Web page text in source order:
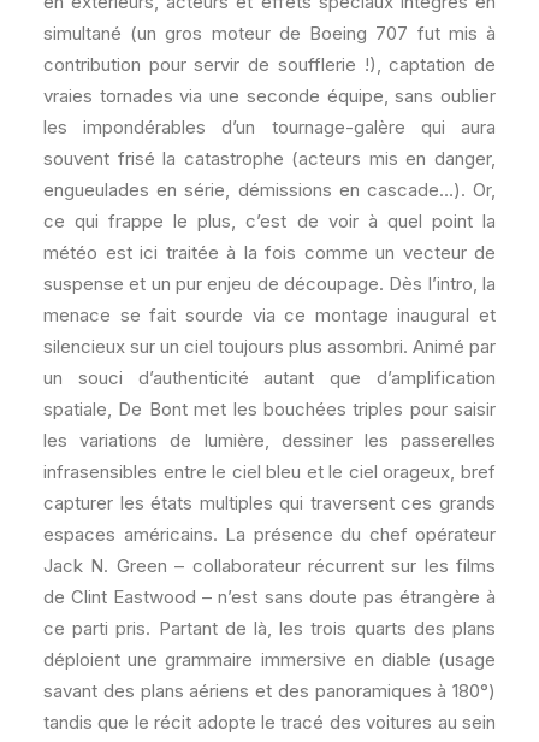
simultané (un gros moteur de Boeing 707 fut mis à
contribution pour servir de soufflerie !), captation de
vraies tornades via une seconde équipe, sans oublier
les impondérables d’un tournage-galère qui aura
souvent frisé la catastrophe (acteurs mis en danger,
engueulades en série, démissions en cascade…). Or,
ce qui frappe le plus, c’est de voir à quel point la
météo est ici traitée à la fois comme un vecteur de
suspense et un pur enjeu de découpage. Dès l’intro, la
menace se fait sourde via ce montage inaugural et
silencieux sur un ciel toujours plus assombri. Animé par
un souci d’authenticité autant que d’amplification
spatiale, De Bont met les bouchées triples pour saisir
les variations de lumière, dessiner les passerelles
infrasensibles entre le ciel bleu et le ciel orageux, bref
capturer les états multiples qui traversent ces grands
espaces américains. La présence du chef opérateur
Jack N. Green – collaborateur récurrent sur les films
de Clint Eastwood – n’est sans doute pas étrangère à
ce parti pris. Partant de là, les trois quarts des plans
déploient une grammaire immersive en diable (usage
savant des plans aériens et des panoramiques à 180°)
tandis que le récit adopte le tracé des voitures au sein